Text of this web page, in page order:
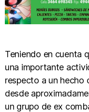
Teniendo en cuenta
una importante
respecto a un hecho
desde
un grupo de ex